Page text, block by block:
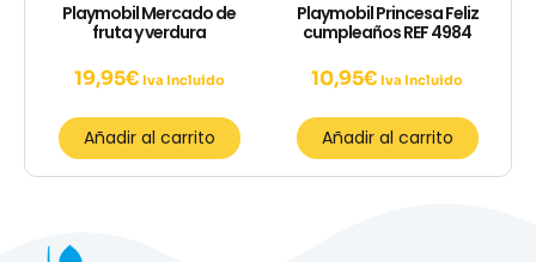
Playmobil Mercado de
fruta y verdura
19,95€ Iva Incluido
Añadir al carrito
Playmobil Princesa Feliz
cumpleaños REF 4984
10,95€ Iva Incluido
Añadir al carrito